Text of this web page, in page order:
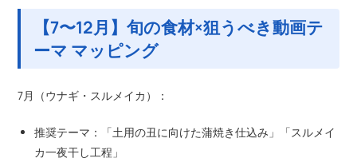
【7〜12月】旬の食材×狙うべき動画テ
ーマ マッピング
7月（ウナギ・スルメイカ）：
推奨テーマ：「土用の丑に向けた蒲焼き仕込み」「スルメイ
カ一夜干し工程」